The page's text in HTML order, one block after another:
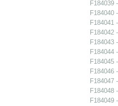
F184039
F184040
F184041
F184042
F184043
F184044
F184045
F184046
F184047
F184048
F184049